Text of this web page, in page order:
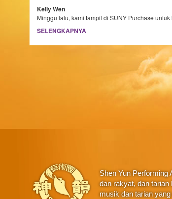
Kelly Wen
Minggu lalu, kami tampil di SUNY Purchase untuk
SELENGKAPNYA
Shen Yun Performing
dan rakyat, dan tarian
musik dan tarian